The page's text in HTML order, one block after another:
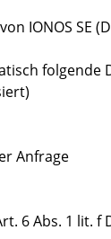
IONOS SE
folgende
Anfrage
6 Abs. 1 lit. f